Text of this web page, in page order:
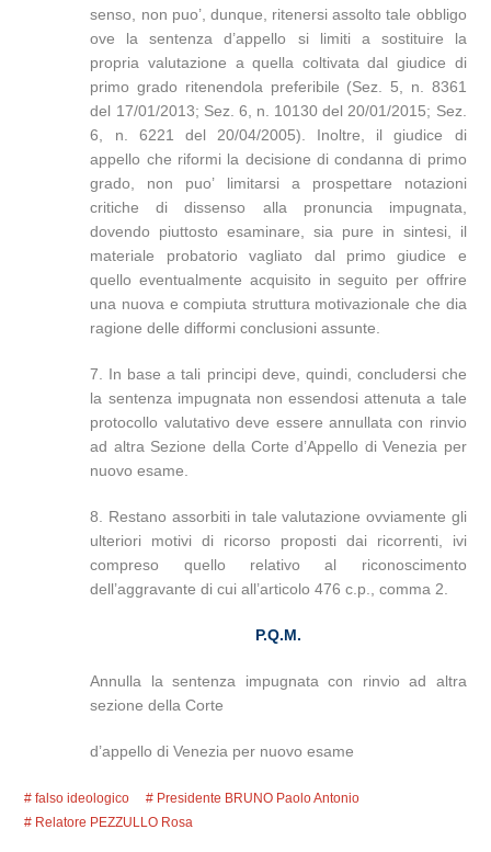
senso, non puo’, dunque, ritenersi assolto tale obbligo
ove la sentenza d’appello si limiti a sostituire la
propria valutazione a quella coltivata dal giudice di
primo grado ritenendola preferibile (Sez. 5, n. 8361
del 17/01/2013; Sez. 6, n. 10130 del 20/01/2015; Sez.
6, n. 6221 del 20/04/2005). Inoltre, il giudice di
appello che riformi la decisione di condanna di primo
grado, non puo’ limitarsi a prospettare notazioni
critiche di dissenso alla pronuncia impugnata,
dovendo piuttosto esaminare, sia pure in sintesi, il
materiale probatorio vagliato dal primo giudice e
quello eventualmente acquisito in seguito per offrire
una nuova e compiuta struttura motivazionale che dia
ragione delle difformi conclusioni assunte.
7. In base a tali principi deve, quindi, concludersi che
la sentenza impugnata non essendosi attenuta a tale
protocollo valutativo deve essere annullata con rinvio
ad altra Sezione della Corte d’Appello di Venezia per
nuovo esame.
8. Restano assorbiti in tale valutazione ovviamente gli
ulteriori motivi di ricorso proposti dai ricorrenti, ivi
compreso quello relativo al riconoscimento
dell’aggravante di cui all’articolo 476 c.p., comma 2.
P.Q.M.
Annulla la sentenza impugnata con rinvio ad altra
sezione della Corte
d’appello di Venezia per nuovo esame
falso ideologico
Presidente BRUNO Paolo Antonio
Relatore PEZZULLO Rosa